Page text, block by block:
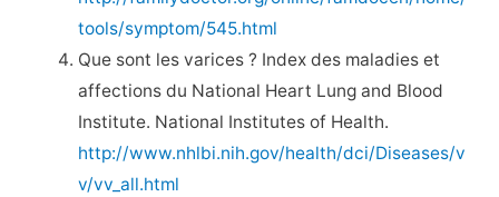
tools/symptom/545.html
Que sont les varices ? Index des maladies et
affections du National Heart Lung and Blood
Institute. National Institutes of Health.
http://www.nhlbi.nih.gov/health/dci/Diseases/v
v/vv_all.html